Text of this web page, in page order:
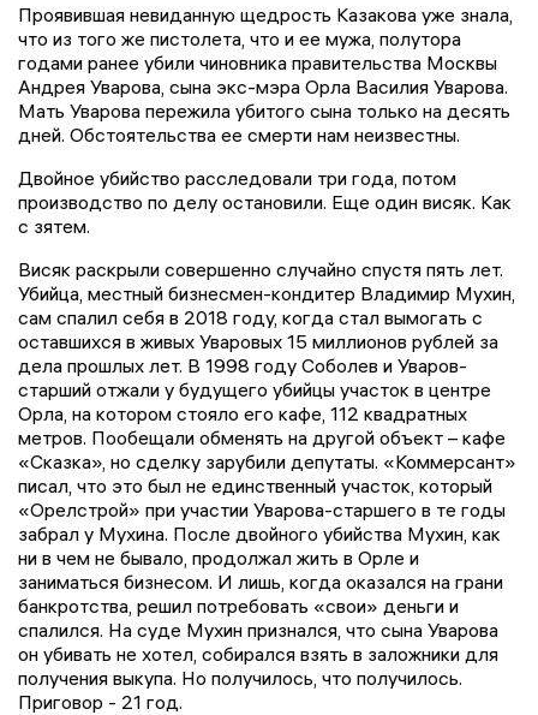
Проявившая невиданную щедрость Казакова уже знала,
что из того же пистолета, что и ее мужа, полутора
годами ранее убили чиновника правительства Москвы
Андрея Уварова, сына экс-мэра Орла Василия Уварова.
Мать Уварова пережила убитого сына только на десять
дней. Обстоятельства ее смерти нам неизвестны.
Двойное убийство расследовали три года, потом
производство по делу остановили. Еще один висяк. Как
с зятем.
Висяк раскрыли совершенно случайно спустя пять лет.
Убийца, местный бизнесмен-кондитер Владимир Мухин,
сам спалил себя в 2018 году, когда стал вымогать с
оставшихся в живых Уваровых 15 миллионов рублей за
дела прошлых лет. В 1998 году Соболев и Уваров-
старший отжали у будущего убийцы участок в центре
Орла, на котором стояло его кафе, 112 квадратных
метров. Пообещали обменять на другой объект – кафе
«Сказка», но сделку зарубили депутаты. «Коммерсант»
писал, что это был не единственный участок, который
«Орелстрой» при участии Уварова-старшего в те годы
забрал у Мухина. После двойного убийства Мухин, как
ни в чем не бывало, продолжал жить в Орле и
заниматься бизнесом. И лишь, когда оказался на грани
банкротства, решил потребовать «свои» деньги и
спалился. На суде Мухин признался, что сына Уварова
он убивать не хотел, собирался взять в заложники для
получения выкупа. Но получилось, что получилось.
Приговор - 21 год.